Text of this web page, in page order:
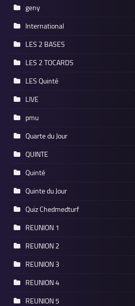
geny
International
LES 2 BASES
LES 2 TOCARDS
LES Quinté
LIVE
pmu
Quarte du Jour
QUINTE
Quinté
Quinte du Jour
Quiz Chedmedturf
REUNION 1
REUNION 2
REUNION 3
REUNION 4
REUNION 5